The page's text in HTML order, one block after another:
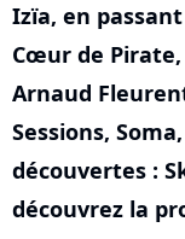
Izïa, en
Cœur de Pirate,
Arnaud
Sessions,
découvertes :
découvrez la